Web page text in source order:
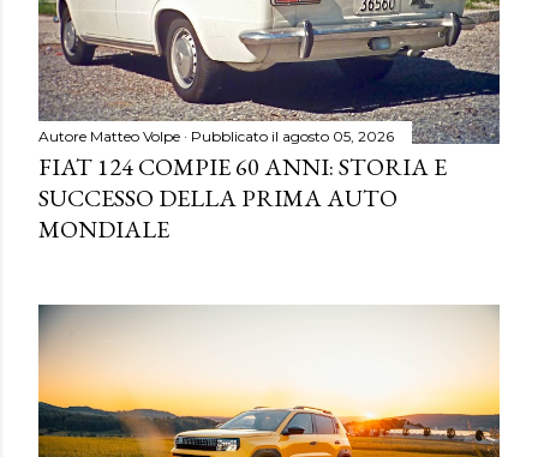
Autore Matteo Volpe Pubblicato il agosto 05, 2026
FIAT 124 COMPIE 60 ANNI: STORIA E
SUCCESSO DELLA PRIMA AUTO
MONDIALE